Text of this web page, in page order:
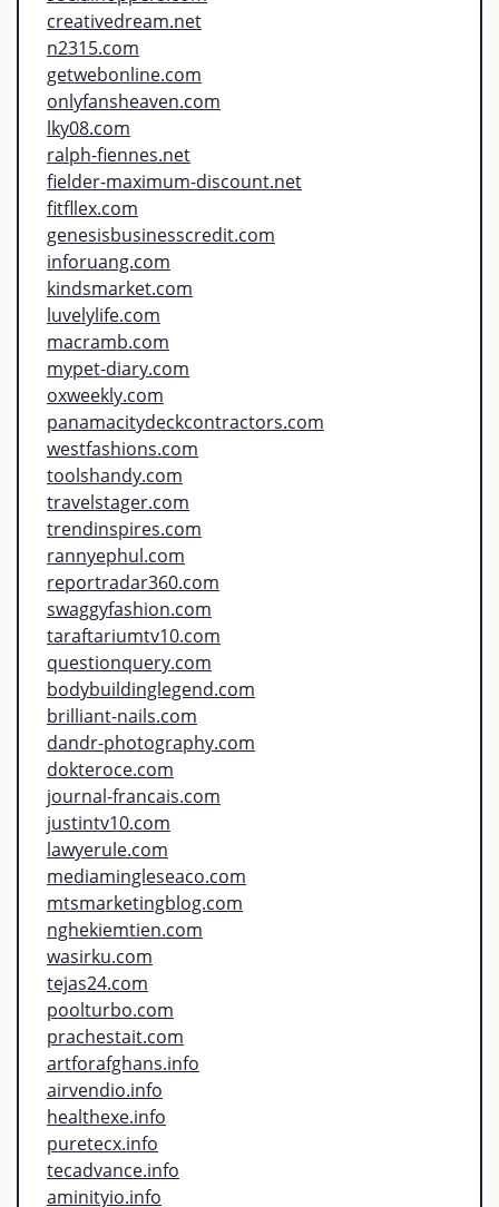
creativedream.net
n2315.com
getwebonline.com
onlyfansheaven.com
lky08.com
ralph-fiennes.net
fielder-maximum-discount.net
fitfllex.com
genesisbusinesscredit.com
inforuang.com
kindsmarket.com
luvelylife.com
macramb.com
mypet-diary.com
oxweekly.com
panamacitydeckcontractors.com
westfashions.com
toolshandy.com
travelstager.com
trendinspires.com
rannyephul.com
reportradar360.com
swaggyfashion.com
taraftariumtv10.com
questionquery.com
bodybuildinglegend.com
brilliant-nails.com
dandr-photography.com
dokteroce.com
journal-francais.com
justintv10.com
lawyerule.com
mediamingleseaco.com
mtsmarketingblog.com
nghekiemtien.com
wasirku.com
tejas24.com
poolturbo.com
prachestait.com
artforafghans.info
airvendio.info
healthexe.info
puretecx.info
tecadvance.info
aminityio.info